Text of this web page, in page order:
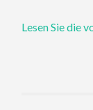
Lesen Sie die